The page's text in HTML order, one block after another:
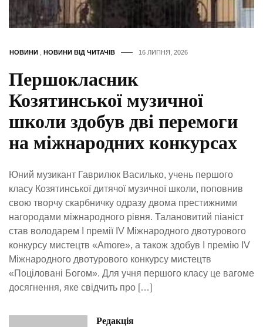
НОВИНИ НОВИНИ ВІД ЧИТАЧІВ 16 ЛИПНЯ, 2026
Першокласник
Козятинської музичної
школи здобув дві перемоги
на міжнародних конкурсах
Юний музикант Гаврилюк Василько, учень першого
класу Козятинської дитячої музичної школи, поповнив
свою творчу скарбничку одразу двома престижними
нагородами міжнародного рівня. Талановитий піаніст
став володарем І премії IV Міжнародного двотурового
конкурсу мистецтв «Amore», а також здобув І премію IV
Міжнародного двотурового конкурсу мистецтв
«Поціловані Богом». Для учня першого класу це вагоме
досягнення, яке свідчить про […]
Редакція